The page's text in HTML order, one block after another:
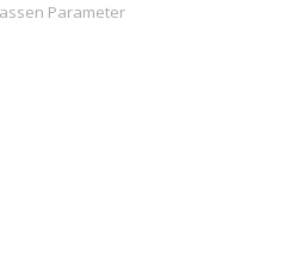
Parameter